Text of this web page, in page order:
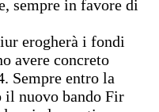
sempre in favore di
erogherà i fondi
avere concreto
Sempre entro la
il nuovo bando Fir